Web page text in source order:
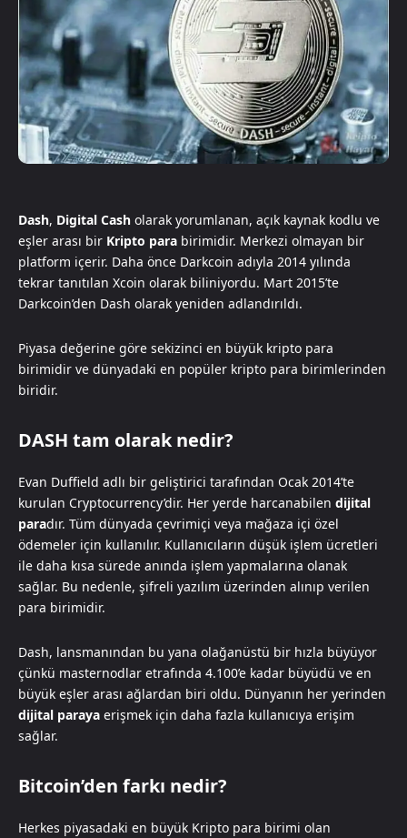
Dash, Digital Cash olarak yorumlanan, açık kaynak kodlu ve
eşler arası bir Kripto para birimidir. Merkezi olmayan bir
platform içerir. Daha önce Darkcoin adıyla 2014 yılında
tekrar tanıtılan Xcoin olarak biliniyordu. Mart 2015’te
Darkcoin’den Dash olarak yeniden adlandırıldı.
Piyasa değerine göre sekizinci en büyük kripto para
birimidir ve dünyadaki en popüler kripto para birimlerinden
biridir.
DASH tam olarak nedir?
Evan Duffield adlı bir geliştirici tarafından Ocak 2014’te
kurulan Cryptocurrency’dir. Her yerde harcanabilen dijital
paradır. Tüm dünyada çevrimiçi veya mağaza içi özel
ödemeler için kullanılır. Kullanıcıların düşük işlem ücretleri
ile daha kısa sürede anında işlem yapmalarına olanak
sağlar. Bu nedenle, şifreli yazılım üzerinden alınıp verilen
para birimidir.
Dash, lansmanından bu yana olağanüstü bir hızla büyüyor
çünkü masternodlar etrafında 4.100’e kadar büyüdü ve en
büyük eşler arası ağlardan biri oldu. Dünyanın her yerinden
dijital paraya erişmek için daha fazla kullanıcıya erişim
sağlar.
Bitcoin’den farkı nedir?
Herkes piyasadaki en büyük Kripto para birimi olan